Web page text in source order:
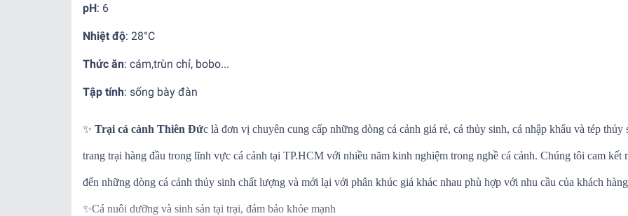
pH: 6
Nhiệt độ: 28°C
Thức ăn: cám,trùn chỉ, bobo...
Tập tính: sống bày đàn
✨ Trại cá cảnh Thiên Đức là đơn vị chuyên cung cấp những dòng cá cảnh giá rẻ, cá thủy sinh, cá nhập khẩu và tép thủy
trang trại hàng đầu trong lĩnh vực cá cảnh tại TP.HCM với nhiều năm kinh nghiệm trong nghề cá cảnh. Chúng tôi cam kết
đến những dòng cá cảnh thủy sinh chất lượng và mới lại với phân khúc giá khác nhau phù hợp với nhu cầu của khách hàng
✨Cá nuôi dưỡng và sinh sản tại trại, đảm bảo khỏe mạnh